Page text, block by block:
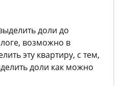
доли до
возможно в
эту квартиру, с тем,
доли как можно